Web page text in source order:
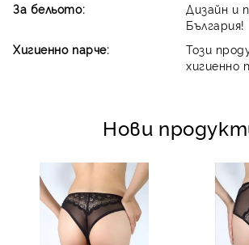
За бельото:
Дизайн и
България!
Хигиенно парче:
Този
хигиенно
Нови